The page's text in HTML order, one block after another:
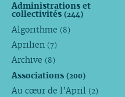
Administrations et
collectivités (244)
Algorithme (8)
Aprilien (7)
Archive (8)
Associations (200)
Au cœur de l’April (2)